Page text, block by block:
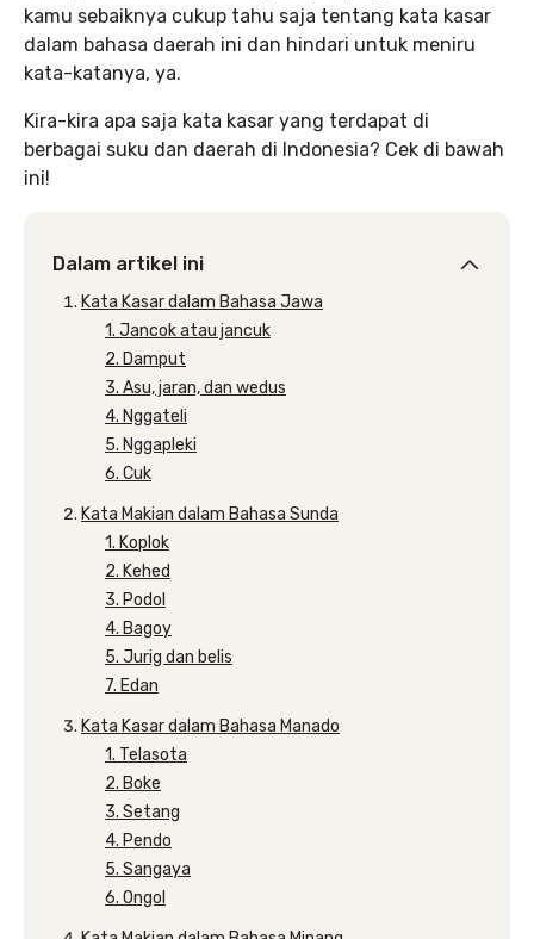
kamu sebaiknya cukup tahu saja tentang kata kasar
dalam bahasa daerah ini dan hindari untuk meniru
kata-katanya, ya.
Kira-kira apa saja kata kasar yang terdapat di
berbagai suku dan daerah di Indonesia? Cek di bawah
ini!
Dalam artikel ini
Kata Kasar dalam Bahasa Jawa
1. Jancok atau jancuk
2. Damput
3. Asu, jaran, dan wedus
4. Nggateli
5. Nggapleki
6. Cuk
Kata Makian dalam Bahasa Sunda
1. Koplok
2. Kehed
3. Podol
4. Bagoy
5. Jurig dan belis
7. Edan
Kata Kasar dalam Bahasa Manado
1. Telasota
2. Boke
3. Setang
4. Pendo
5. Sangaya
6. Ongol